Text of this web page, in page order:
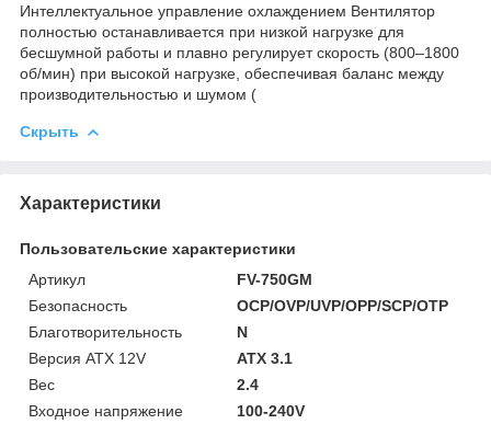
Интеллектуальное управление охлаждением Вентилятор
полностью останавливается при низкой нагрузке для
бесшумной работы и плавно регулирует скорость (800–1800
об/мин) при высокой нагрузке, обеспечивая баланс между
производительностью и шумом (
Скрыть
Характеристики
Пользовательские характеристики
Артикул
FV-750GM
Безопасность
OCP/OVP/UVP/OPP/SCP/OTP
Благотворительность
N
Версия ATX 12V
ATX 3.1
Вес
2.4
Входное напряжение
100-240V